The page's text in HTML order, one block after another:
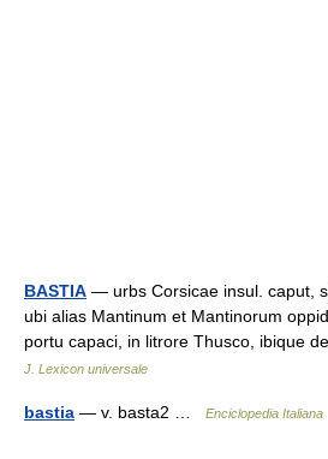
BASTIA — urbs Corsicae insul. caput,
ubi alias Mantinum et Mantinorum
portu capaci, in litrore Thusco, ibique
J. Lexicon universale
bastia — v. basta2 … Enciclopedia Italiana